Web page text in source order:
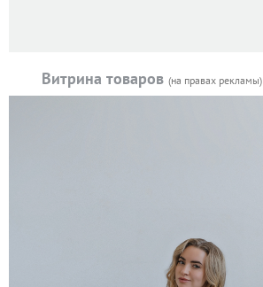
Витрина товаров (на правах рекламы)